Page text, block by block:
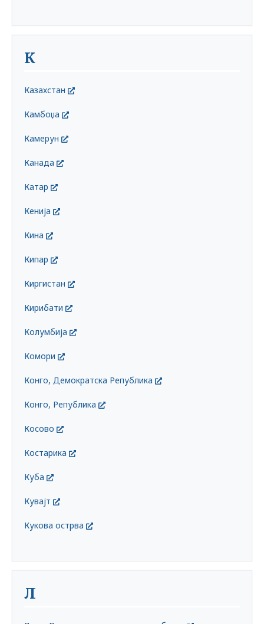
К
Казахстан
Камбоџа
Камерун
Канада
Катар
Кенија
Кина
Кипар
Киргистан
Кирибати
Колумбија
Комори
Конго, Демократска Република
Конго, Република
Косово
Костарика
Куба
Кувајт
Кукова острва
Л